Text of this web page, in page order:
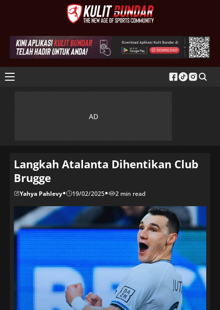
Langkah Atalanta Dihentikan Club
Brugge
Yahya Pahlevy• 19/02/2025• 2 min read